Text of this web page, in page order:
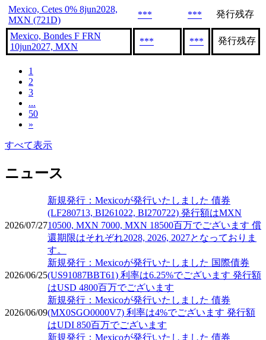
Mexico, Cetes 0% 8jun2028,
MXN (721D)
*** *** 発行残存
Mexico, Bondes F FRN
10jun2027, MXN
*** *** 発行残存
1
2
3
...
50
»
すべて表示
ニュース
2026/07/27
新規発行：Mexicoが発行いたしました 債券
(LF280713, BI261022, BI270722) 発行額はMXN
10500, MXN 7000, MXN 18500百万でございます 償
還期限はそれぞれ2028, 2026, 2027となっておりま
す。
2026/06/25
新規発行：Mexicoが発行いたしました 国際債券
(US91087BBT61) 利率は6.25%でございます 発行額
はUSD 4800百万でございます
2026/06/09
新規発行：Mexicoが発行いたしました 債券
(MX0SGO0000V7) 利率は4%でございます 発行額
はUDI 850百万でございます
新規発行：Mexicoが発行いたしました 債券